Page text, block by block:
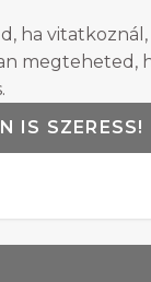
ha
megteheted,
IS SZERESS!